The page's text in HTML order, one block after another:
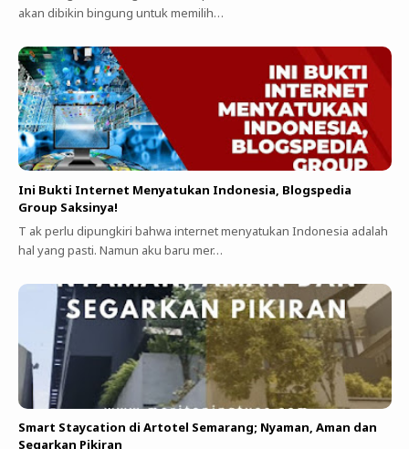
akan dibikin bingung untuk memilih…
Ini Bukti Internet Menyatukan Indonesia, Blogspedia
Group Saksinya!
T ak perlu dipungkiri bahwa internet menyatukan Indonesia adalah
hal yang pasti. Namun aku baru mer…
Smart Staycation di Artotel Semarang; Nyaman, Aman dan
Segarkan Pikiran